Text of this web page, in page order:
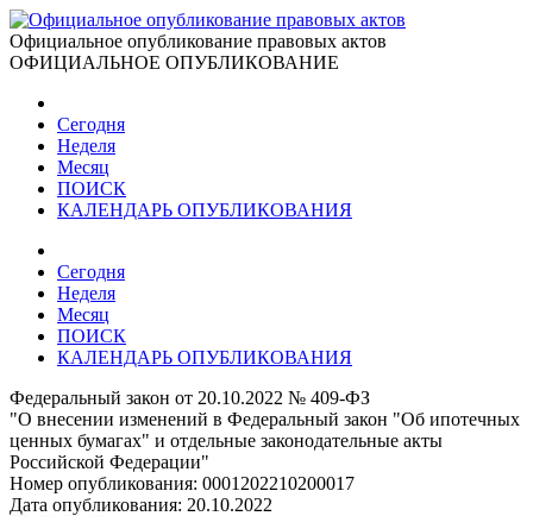
Официальное опубликование правовых актов
ОФИЦИАЛЬНОЕ ОПУБЛИКОВАНИЕ
Сегодня
Неделя
Месяц
ПОИСК
КАЛЕНДАРЬ ОПУБЛИКОВАНИЯ
Сегодня
Неделя
Месяц
ПОИСК
КАЛЕНДАРЬ ОПУБЛИКОВАНИЯ
Федеральный закон от 20.10.2022 № 409-ФЗ
"О внесении изменений в Федеральный закон "Об ипотечных
ценных бумагах" и отдельные законодательные акты
Российской Федерации"
Номер опубликования: 0001202210200017
Дата опубликования: 20.10.2022